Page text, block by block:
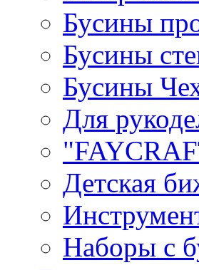
Бусины
Бусины
Бусины
Для
Детская
Наборы с